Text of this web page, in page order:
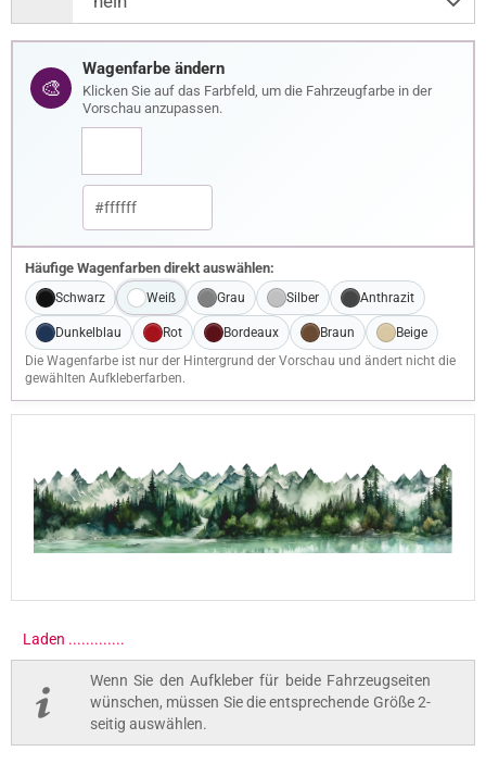
🎨
Wagenfarbe ändern
Klicken Sie auf das Farbfeld, um die Fahrzeugfarbe in der
Vorschau anzupassen.
Häufige Wagenfarben direkt auswählen:
Schwarz Weiß Grau Silber Anthrazit
Dunkelblau Rot Bordeaux Braun
Beige
Die Wagenfarbe ist nur der Hintergrund der Vorschau und ändert nicht die
gewählten Aufkleberfarben.
Laden .............
Wenn Sie den Aufkleber für beide Fahrzeugseiten
wünschen, müssen Sie die entsprechende Größe 2-
seitig auswählen.